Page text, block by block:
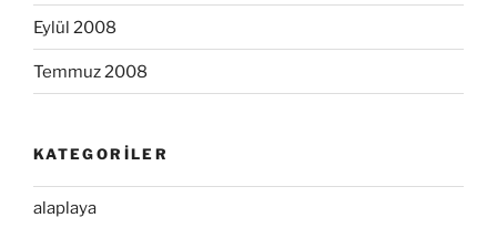
Eylül 2008
Temmuz 2008
KATEGORILER
alaplaya